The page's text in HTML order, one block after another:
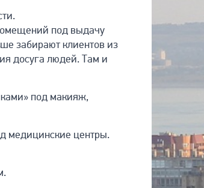
под выдачу
забирают клиентов из
досуга людей. Там и
под макияж,
медицинские центры.